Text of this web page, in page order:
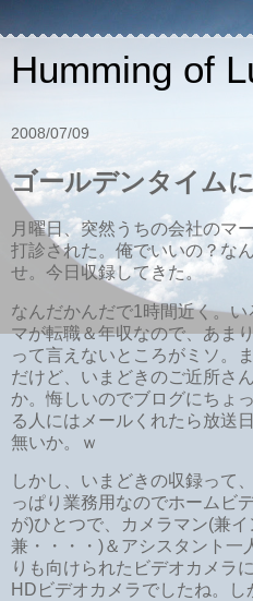
Humming of
2008/07/09
ゴールデンタイム
月曜日、突然うちの会社のマ
打診された。俺でいいの？な
せ。今日収録してきた。
なんだかんだで1時間近く。
マが転職＆年収なので、あま
って言えないところがミソ。
だけど、いまどきのご近所さ
か。悔しいのでブログにちょ
る人にはメールくれたら放送
無いか。ｗ
しかし、いまどきの収録って
っぱり業務用なのでホームビ
が)ひとつで、カメラマン(兼
兼・・・・)＆アシスタント一
りも向けられたビデオカメラ
HDビデオカメラでしたね。